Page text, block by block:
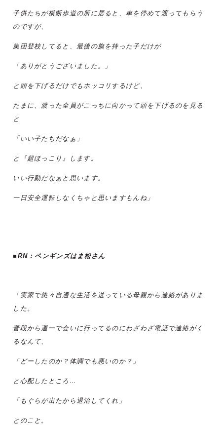
子供たちが横断歩道の所に居ると、車を停めて渡ってもらう
のですが、
集団登校してると、最後の旗を持った子だけが
「ありがとうございました。」
と頭を下げるだけでもホッコリするけど、
たまに、渡った全員がこっちに向かって頭を下げるのを見る
と
「いい子たちだなぁ」
と『超ほっこり』します。
いい行動だなぁと思います。
一日安全運転しなくちゃと思いますもんね」
■RN：ペンギンズはま松さん
「実家で悠々自適な生活を送っている母親から連絡がありま
した。
普段から週一で会いに行ってるのにわざわざ電話で連絡がく
るなんて、
「どーしたのか？体調でも悪いのか？」
と心配したところ…
「もぐらが出たから退治してくれ」
とのこと。